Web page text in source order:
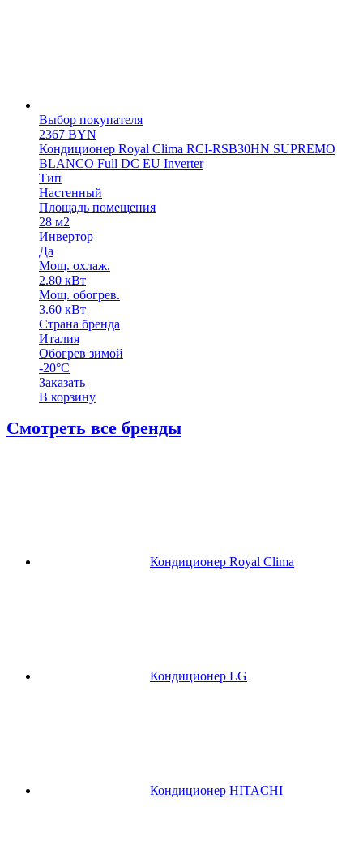
Выбор покупателя
2367 BYN
Кондиционер Royal Clima RCI-RSB30HN SUPREMO
BLANCO Full DC EU Inverter
Тип
Настенный
Площадь помещения
28 м2
Инвертор
Да
Мощ. охлаж.
2.80 кВт
Мощ. обогрев.
3.60 кВт
Страна бренда
Италия
Обогрев зимой
-20°С
Заказать
В корзину
Смотреть все бренды
Кондиционер Royal Clima
Кондиционер LG
Кондиционер HITACHI